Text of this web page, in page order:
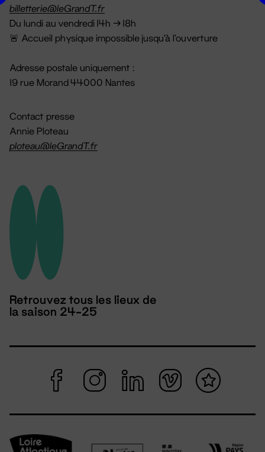
billetterie@leGrandT.fr
Du lundi au vendredi 14h → 18h
🚨 Accueil physique impossible jusqu'à l'ouverture
Adresse postale uniquement :
19 rue Morand 44000 Nantes
Contact presse
Annie Ploteau
ploteau@leGrandT.fr
Retrouvez tous les lieux de
la saison 24-25